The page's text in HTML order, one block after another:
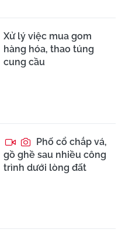
Xử lý việc mua gom
hàng hóa, thao túng
cung cầu
Phố cổ chắp vá,
gồ ghề sau nhiều công
trình dưới lòng đất